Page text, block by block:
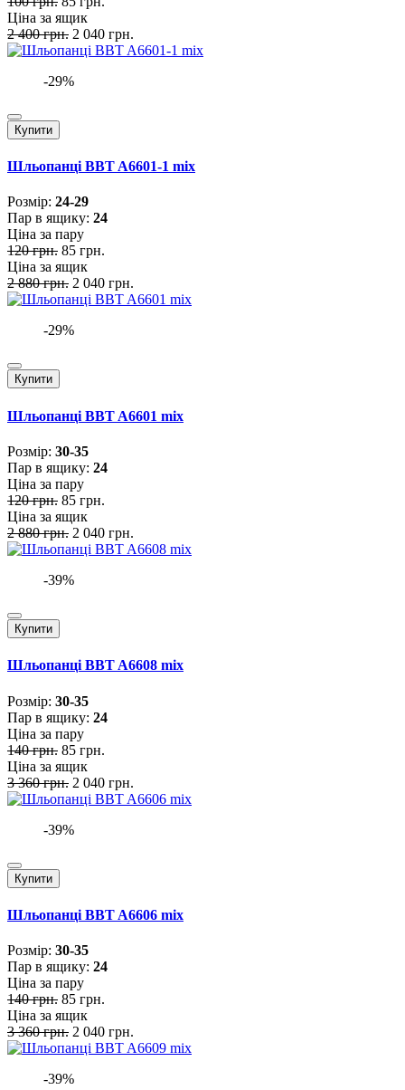
Ціна за ящик
2 400 грн. 2 040 грн.
-29%
Купити
Шльопанці BBT A6601-1 mix
Розмiр: 24-29
Пар в ящику: 24
Ціна за пару
120 грн. 85 грн.
Ціна за ящик
2 880 грн. 2 040 грн.
-29%
Купити
Шльопанці BBT A6601 mix
Розмiр: 30-35
Пар в ящику: 24
Ціна за пару
120 грн. 85 грн.
Ціна за ящик
2 880 грн. 2 040 грн.
-39%
Купити
Шльопанці BBT A6608 mix
Розмiр: 30-35
Пар в ящику: 24
Ціна за пару
140 грн. 85 грн.
Ціна за ящик
3 360 грн. 2 040 грн.
-39%
Купити
Шльопанці BBT A6606 mix
Розмiр: 30-35
Пар в ящику: 24
Ціна за пару
140 грн. 85 грн.
Ціна за ящик
3 360 грн. 2 040 грн.
-39%